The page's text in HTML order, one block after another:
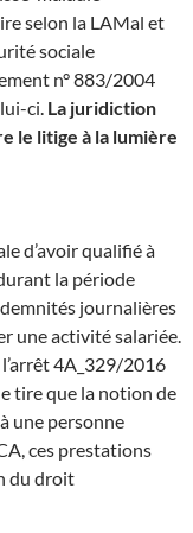
selon la LAMal et
sociale
n° 883/2004
ci. La juridiction
le litige à la lumière
d’avoir qualifié à
la période
journalières
une activité salariée.
4A_329/2016
tire que la notion de
une personne
ces prestations
du droit